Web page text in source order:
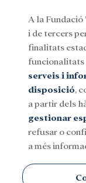
Menu
Social
A la
i de tercers
finalitats
funcionalitats
serveis i
disposició,
a partir dels
gestionar
refusar o
a més